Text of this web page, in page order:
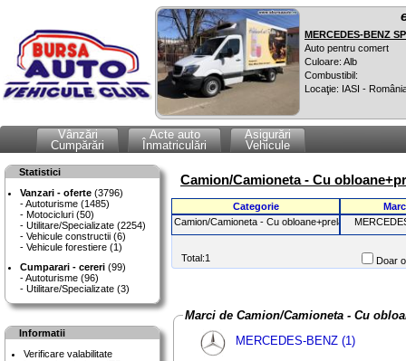
MERCEDES-BENZ
Auto pentru comert
Culoare: Alb
Combustibil:
Locaţie: IASI -
Vânzări
Cumpărări
Acte auto
Înmatriculări
Asigurări
Vehicule
Statistici
Vanzari - oferte (3796)
Autoturisme (1485)
Motocicluri (50)
Utilitare/Specializate (2254)
Vehicule constructii (6)
Vehicule forestiere (1)
Cumparari - cereri (99)
Autoturisme (96)
Utilitare/Specializate (3)
Informatii
Verificare valabilitate
Camion/Camioneta - Cu
Categorie
Camion/Camioneta - Cu obloane+prelata
Total:1 Doar
Marci de Camion/Camioneta - Cu
MERCEDES-BENZ (1)